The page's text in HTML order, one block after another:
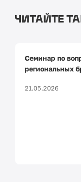
ЧИТАЙТЕ
Семинар по
региональных
21.05.2026